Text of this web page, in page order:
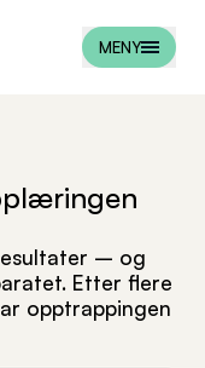
MENY
– og
Etter flere
opptrappingen